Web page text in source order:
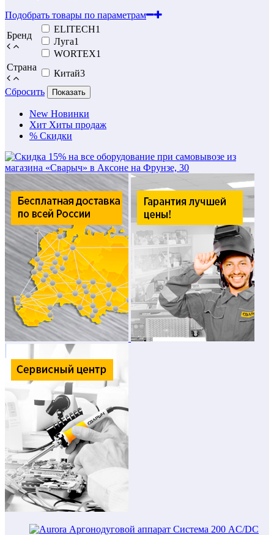
Подобрать товары по параметрам
Бренд
ELITECH1
Луга1
WORTEX1
Страна
Китай3
Сбросить
Показать
New Новинки
Хит Хиты продаж
% Скидки